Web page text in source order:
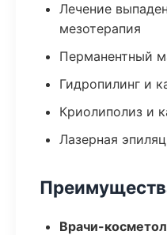
Лечение
мезотерапия
Перманентный
Гидропилинг и
Криолиполиз и
Лазерная
Врачи-